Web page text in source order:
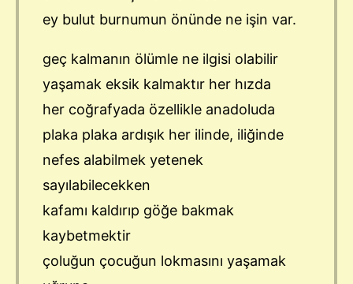
ey bulut burnumun önünde ne işin var.
geç kalmanın ölümle ne ilgisi olabilir
yaşamak eksik kalmaktır her hızda
her coğrafyada özellikle anadoluda
plaka plaka ardışık her ilinde, iliğinde
nefes alabilmek yetenek
sayılabilecekken
kafamı kaldırıp göğe bakmak
kaybetmektir
çoluğun çocuğun lokmasını yaşamak